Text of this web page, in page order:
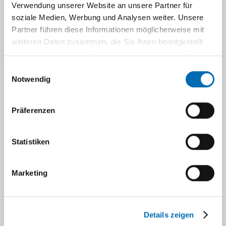
Verwendung unserer Website an unsere Partner für
soziale Medien, Werbung und Analysen weiter. Unsere
Partner führen diese Informationen möglicherweise mit
weiteren Daten zusammen, die Sie ihnen bereitgestellt
haben oder die sie im Rahmen Ihrer Nutzung der Dienste
Notwendig
Präferenzen
Statistiken
Marketing
Details zeigen
Blepharospasmus (Lidspasmus)
durch eine Dauerkontraktion
Als Bruxismus bezeichnet
Frey-Syndrom (Gustatorisches